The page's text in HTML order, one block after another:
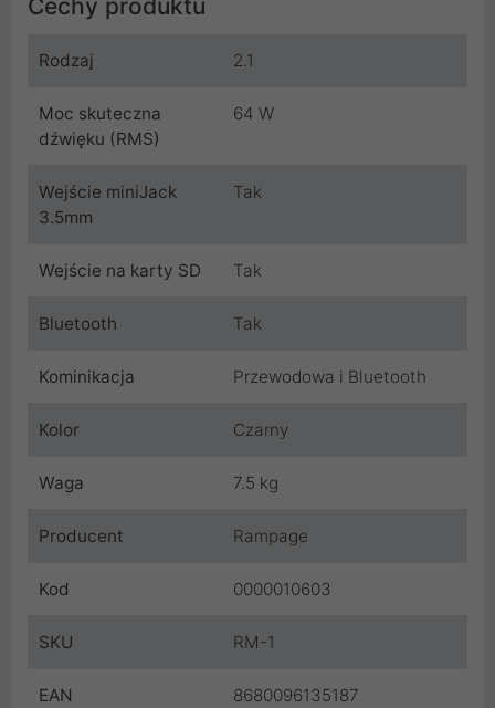
Cechy produktu
Rodzaj 2.1
Moc skuteczna
dźwięku (RMS)
64 W
Wejście miniJack
3.5mm
Tak
Wejście na karty SD Tak
Bluetooth Tak
Kominikacja Przewodowa i Bluetooth
Kolor Czarny
Waga 7.5 kg
Producent Rampage
Kod 0000010603
SKU RM-1
EAN 8680096135187